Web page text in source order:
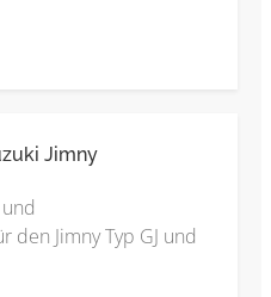
Jimny
den Jimny Typ GJ und